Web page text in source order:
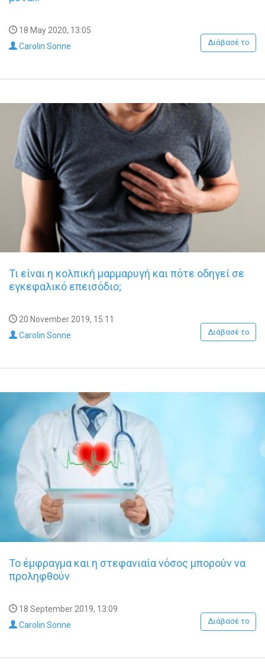
18 May 2020, 13:05
Carolin Sonne
Διάβασέ το
Τι είναι η κολπική μαρμαρυγή και πότε οδηγεί σε
εγκεφαλικό επεισόδιο;
20 November 2019, 15:11
Carolin Sonne
Διάβασέ το
Το έμφραγμα και η στεφανιαία νόσος μπορούν να
προληφθούν
18 September 2019, 13:09
Carolin Sonne
Διάβασέ το